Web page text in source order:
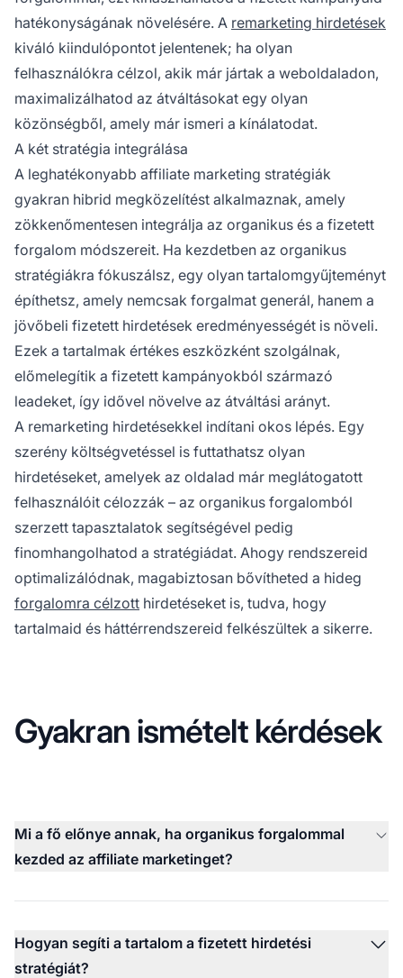
hatékonyságának növelésére. A remarketing hirdetések
kiváló kiindulópontot jelentenek; ha olyan
felhasználókra célzol, akik már jártak a weboldaladon,
maximalizálhatod az átváltásokat egy olyan
közönségből, amely már ismeri a kínálatodat.
A két stratégia integrálása
A leghatékonyabb affiliate marketing stratégiák
gyakran hibrid megközelítést alkalmaznak, amely
zökkenőmentesen integrálja az organikus és a fizetett
forgalom módszereit. Ha kezdetben az organikus
stratégiákra fókuszálsz, egy olyan tartalomgyűjteményt
építhetsz, amely nemcsak forgalmat generál, hanem a
jövőbeli fizetett hirdetések eredményességét is növeli.
Ezek a tartalmak értékes eszközként szolgálnak,
előmelegítik a fizetett kampányokból származó
leadeket, így idővel növelve az átváltási arányt.
A remarketing hirdetésekkel indítani okos lépés. Egy
szerény költségvetéssel is futtathatsz olyan
hirdetéseket, amelyek az oldalad már meglátogatott
felhasználóit célozzák – az organikus forgalomból
szerzett tapasztalatok segítségével pedig
finomhangolhatod a stratégiádat. Ahogy rendszereid
optimalizálódnak, magabiztosan bővítheted a hideg
forgalomra célzott hirdetéseket is, tudva, hogy
tartalmaid és háttérrendszereid felkészültek a sikerre.
Gyakran ismételt kérdések
Mi a fő előnye annak, ha organikus forgalommal
kezded az affiliate marketinget?
Hogyan segíti a tartalom a fizetett hirdetési
stratégiát?